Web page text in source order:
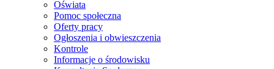
Oświata
Pomoc społeczna
Oferty pracy
Ogłoszenia i obwieszczenia
Kontrole
Informacje o środowisku